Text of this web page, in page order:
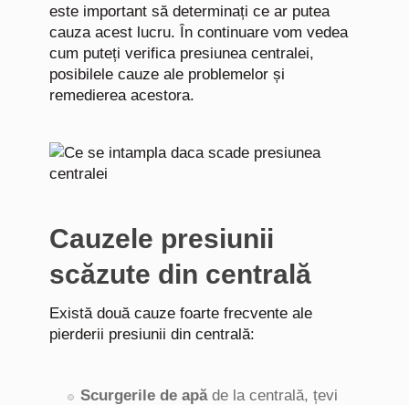
este important să determinați ce ar putea
cauza acest lucru. În continuare vom vedea
cum puteți verifica presiunea centralei,
posibilele cauze ale problemelor și
remedierea acestora.
Cauzele presiunii
scăzute din centrală
Există două cauze foarte frecvente ale
pierderii presiunii din centrală:
Scurgerile de apă de la centrală, țevi